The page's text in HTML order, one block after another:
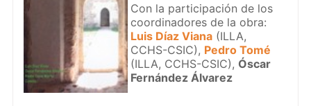
Con la participación de los
coordinadores de la obra:
Luis Díaz Viana(ILLA,
CCHS-CSIC), Pedro Tomé
(ILLA, CCHS-CSIC), Óscar
Fernández Álvarez